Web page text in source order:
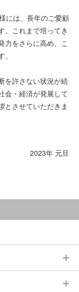
には、長年のご愛顧
。これまで培ってき
力をさらに高め、こ
を許さない状況が続
会・経済が発展して
とさせていただきま
2023年 元旦